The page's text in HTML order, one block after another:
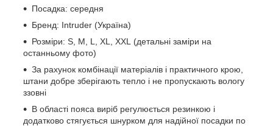
Посадка: середня
Бренд: Intruder (Україна)
Розміри: S, M, L, XL, XXL (детальні заміри на
останньому фото)
За рахунок комбінації матеріалів і практичного крою,
штани добре зберігають тепло і не пропускають вологу
ззовні
В області пояса виріб регулюється резинкою і
додатково стягується шнурком для надійної посадки по